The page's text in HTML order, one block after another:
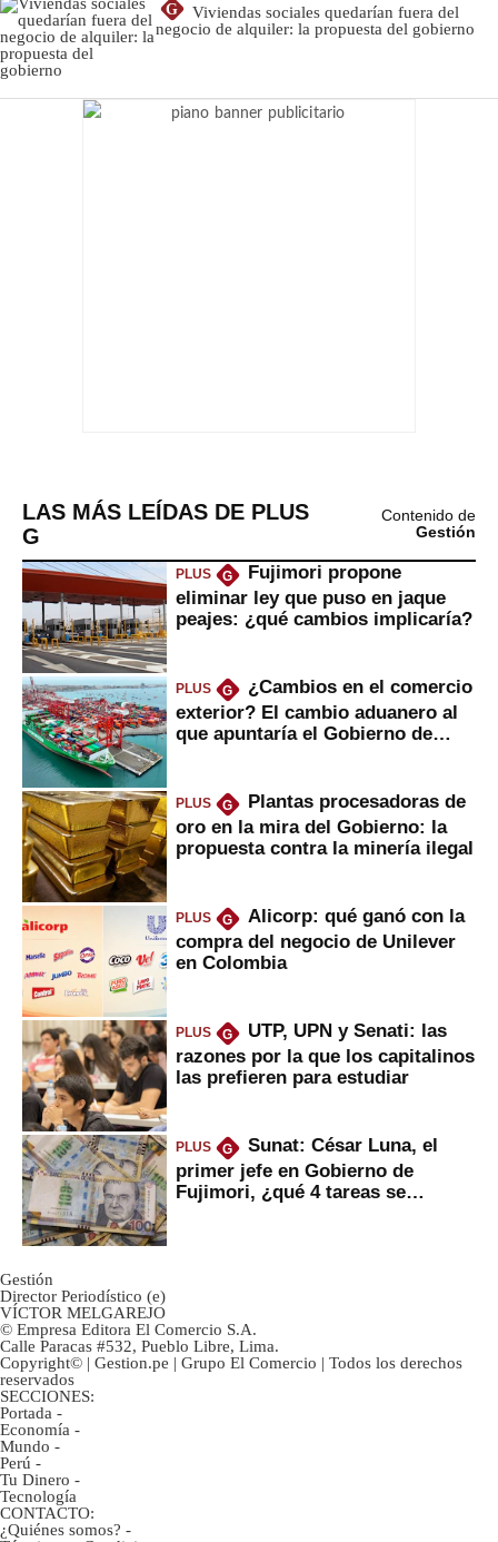
G
Viviendas sociales quedarían fuera del
negocio de alquiler: la propuesta del gobierno
LAS MÁS LEÍDAS DE PLUS
G
Contenido de
Gestión
PLUS G
Fujimori propone
eliminar ley que puso en jaque
peajes: ¿qué cambios implicaría?
PLUS G
¿Cambios en el comercio
exterior? El cambio aduanero al
que apuntaría el Gobierno de
PLUS G
Plantas procesadoras de
oro en la mira del Gobierno: la
propuesta contra la minería ilegal
PLUS G
Alicorp: qué ganó con la
compra del negocio de Unilever
en Colombia
PLUS G
UTP, UPN y Senati: las
razones por la que los capitalinos
las prefieren para estudiar
PLUS G
Sunat: César Luna, el
primer jefe en Gobierno de
Fujimori, ¿qué 4 tareas se
Gestión
Director Periodístico (e)
VÍCTOR MELGAREJO
© Empresa Editora El Comercio S.A.
Calle Paracas #532, Pueblo Libre, Lima.
Copyright© | Gestion.pe | Grupo El Comercio | Todos los derechos
reservados
SECCIONES:
Portada -
Economía -
Mundo -
Perú -
Tu Dinero -
Tecnología
CONTACTO:
¿Quiénes somos? -